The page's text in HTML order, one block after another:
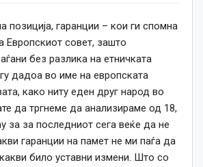
позиција, гаранции – кои ги спомна
Европскиот совет, зашто
без разлика на етничката
дадоа во име на европската
како ниту еден друг народ во
да тргнеме да анализираме од 18,
за за последниот сега веќе да не
гаранции на памет не ми паѓа да
било уставни измени. Што со